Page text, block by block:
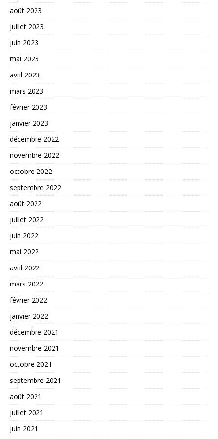
août 2023
juillet 2023
juin 2023
mai 2023
avril 2023
mars 2023
février 2023
janvier 2023
décembre 2022
novembre 2022
octobre 2022
septembre 2022
août 2022
juillet 2022
juin 2022
mai 2022
avril 2022
mars 2022
février 2022
janvier 2022
décembre 2021
novembre 2021
octobre 2021
septembre 2021
août 2021
juillet 2021
juin 2021